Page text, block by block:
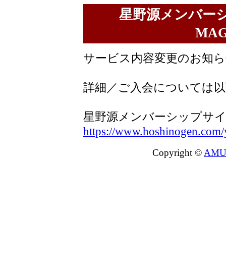
星野源メンバー
サービス内容変更のお知
詳細／ご入会については
星野源メンバーシップサ
https://
Copyright ©